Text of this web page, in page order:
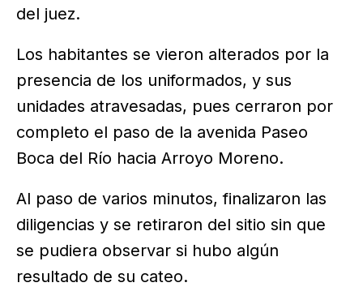
del juez.
Los habitantes se vieron alterados por la
presencia de los uniformados, y sus
unidades atravesadas, pues cerraron por
completo el paso de la avenida Paseo
Boca del Río hacia Arroyo Moreno.
Al paso de varios minutos, finalizaron las
diligencias y se retiraron del sitio sin que
se pudiera observar si hubo algún
resultado de su cateo.